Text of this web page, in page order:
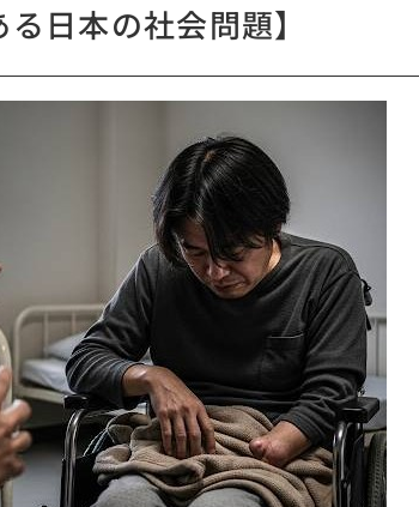
日本の社会問題】